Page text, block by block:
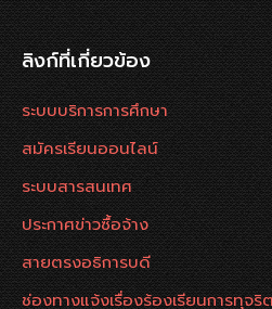
ลิงก์ที่เกี่ยวข้อง
ระบบบริการการศึกษา
สมัครเรียนออนไลน์
ระบบสารสนเทศ
ประกาศข่าวซื้อจ้าง
สายตรงอธิการบดี
ช่องทางแจ้งเรื่องร้องเรียนการทุจ